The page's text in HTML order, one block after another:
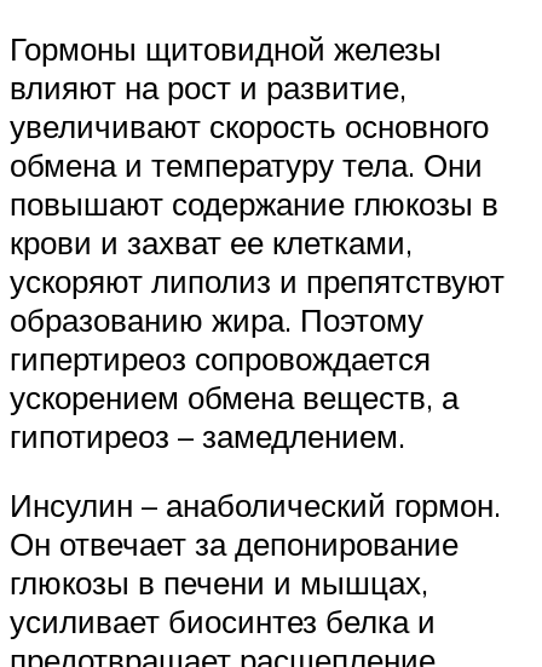
Гормоны щитовидной железы
влияют на рост и развитие,
увеличивают скорость основного
обмена и температуру тела. Они
повышают содержание глюкозы в
крови и захват ее клетками,
ускоряют липолиз и препятствуют
образованию жира. Поэтому
гипертиреоз сопровождается
ускорением обмена веществ, а
гипотиреоз – замедлением.
Инсулин – анаболический гормон.
Он отвечает за депонирование
глюкозы в печени и мышцах,
усиливает биосинтез белка и